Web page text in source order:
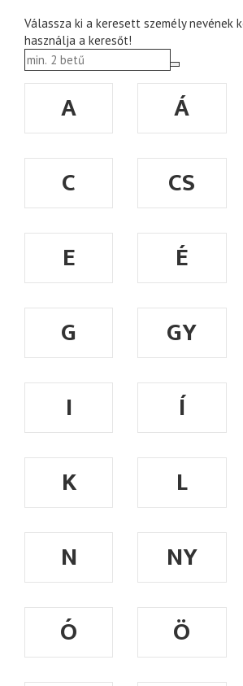
Válassza ki a keresett személy nevének
használja a keresőt!
A Á
C
CS
E
É
G
GY
I
Í
K
L
N
NY
Ó
Ö